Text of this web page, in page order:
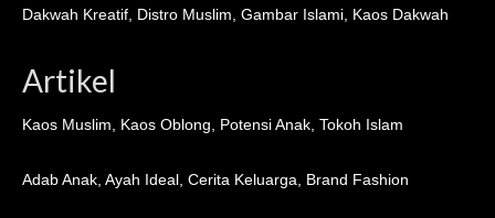
Dakwah Kreatif Distro Muslim Gambar Islami Kaos Dakwah
Artikel
Kaos Muslim Kaos Oblong Potensi Anak Tokoh Islam
Adab Anak Ayah Ideal Cerita Keluarga Brand Fashion